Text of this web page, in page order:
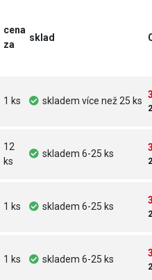
cena
za
sklad
1 ks skladem více než 25 ks
12
ks
skladem 6-25 ks
1 ks skladem 6-25 ks
1 ks skladem 6-25 ks